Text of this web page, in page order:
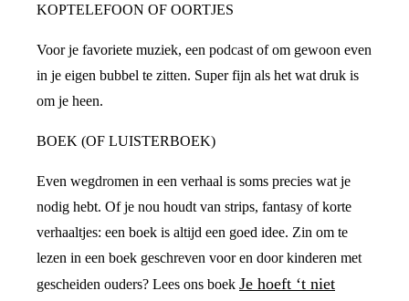
KOPTELEFOON OF OORTJES
Voor je favoriete muziek, een podcast of om gewoon even
in je eigen bubbel te zitten. Super fijn als het wat druk is
om je heen.
BOEK (OF LUISTERBOEK)
Even wegdromen in een verhaal is soms precies wat je
nodig hebt. Of je nou houdt van strips, fantasy of korte
verhaaltjes: een boek is altijd een goed idee. Zin om te
lezen in een boek geschreven voor en door kinderen met
gescheiden ouders? Lees ons boek Je hoeft ‘t niet